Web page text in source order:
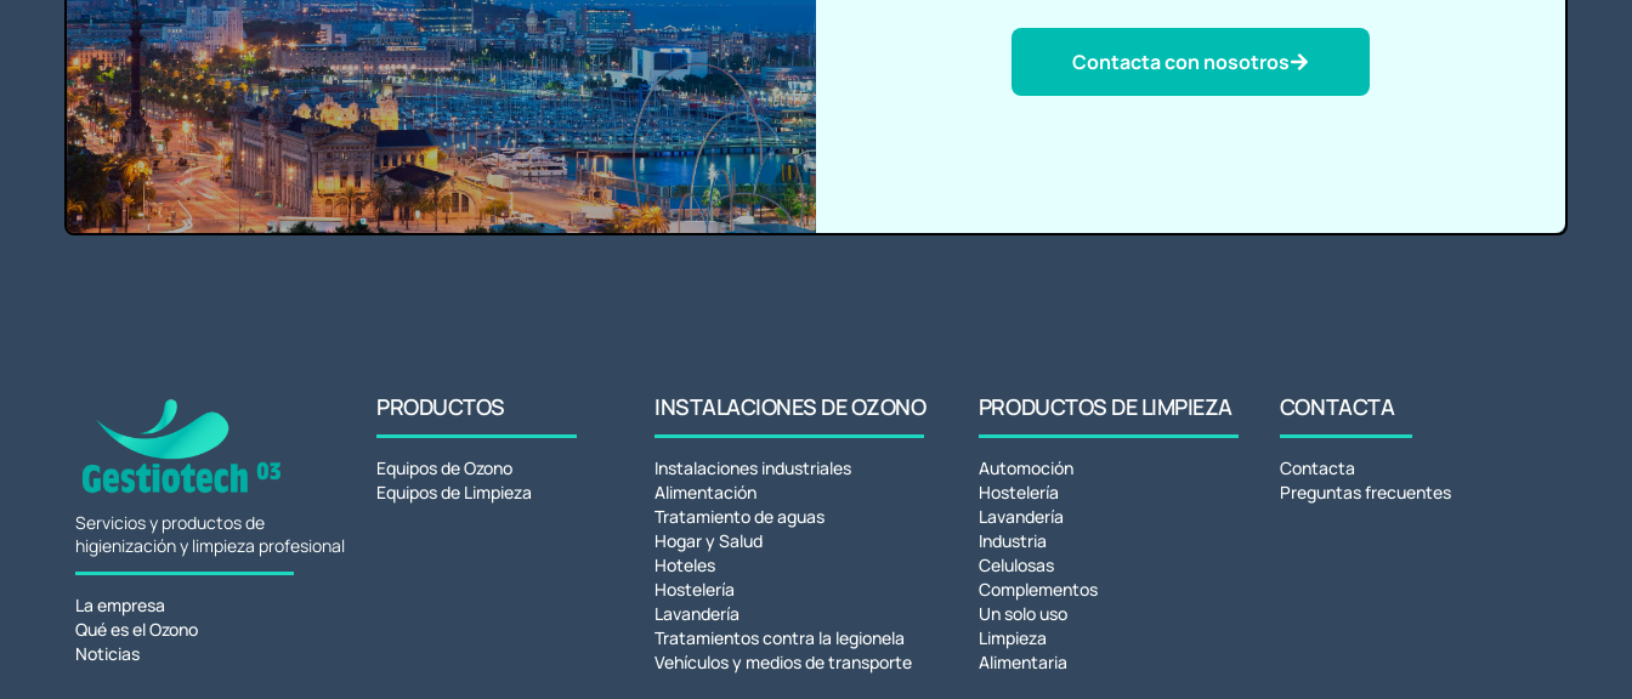
Contacta con nosotros
Servicios y productos de
higienización y limpieza profesional
La empresa
Qué es el Ozono
Noticias
PRODUCTOS
Equipos de Ozono
Equipos de Limpieza
INSTALACIONES DE OZONO
Instalaciones industriales
Alimentación
Tratamiento de aguas
Hogar y Salud
Hoteles
Hostelería
Lavandería
Tratamientos contra la legionela
Vehículos y medios de transporte
PRODUCTOS DE LIMPIEZA
Automoción
Hostelería
Lavandería
Industria
Celulosas
Complementos
Un solo uso
Limpieza
Alimentaria
CONTACTA
Contacta
Preguntas frecuentes